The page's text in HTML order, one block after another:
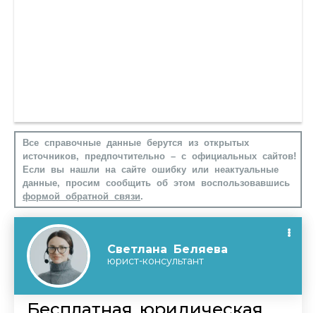
Все справочные данные берутся из открытых
источников, предпочтительно – с официальных сайтов!
Если вы нашли на сайте ошибку или неактуальные
данные, просим сообщить об этом воспользовавшись
формой обратной связи.